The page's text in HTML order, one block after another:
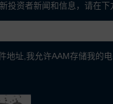
投资者新闻和信息，请在下
地址,我允许AAM存储我的电